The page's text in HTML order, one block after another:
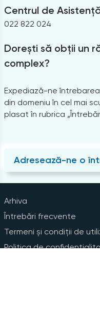
Centrul de
022 822 024
Dorești să obții un
complex?
Expediază-ne
din domeniu în cel mai
plasat în rubrica
Adresează-ne o
Arhiva
Întrebări frecvente
Termeni și condiții de
Politica de